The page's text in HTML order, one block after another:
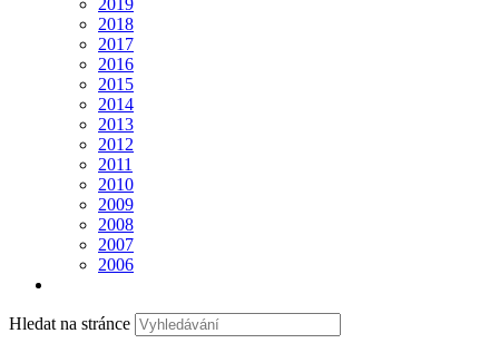
2019
2018
2017
2016
2015
2014
2013
2012
2011
2010
2009
2008
2007
2006
Hledat na stránce